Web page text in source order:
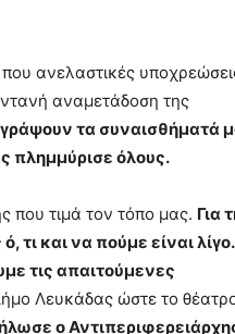
ανελαστικές
αναμετάδοση της
τα συναισθήματά
πλημμύρισε όλους.
που τιμά τον τόπο μας. Για
τι και να πούμε είναι λίγο.
τις απαιτούμενες
Λευκάδας ώστε το
ο